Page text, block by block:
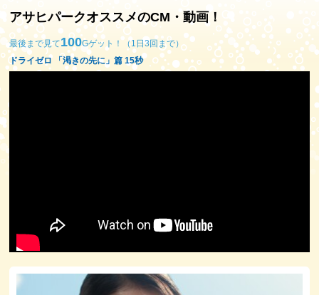
アサヒパークオススメのCM・動画！
最後まで見て100Gゲット！（1日3回まで）
ドライゼロ 「渇きの先に」篇 15秒